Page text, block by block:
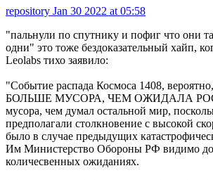
repository Jan 30 2022 at 05:58
"пальнули по спутнику и пофиг что они
одни" это тоже бездоказательный хайп,
Leolabs тихо заявило:
"Событие распада Космоса 1408,
БОЛЬШЕ МУСОРА, ЧЕМ ОЖИДАЛА
мусора, чем думал остальной мир,
предполагали столкновение с высокой
было в случае предыдущих
Им Министерство Обороны РФ видимо
количесвенных ожиданиях.